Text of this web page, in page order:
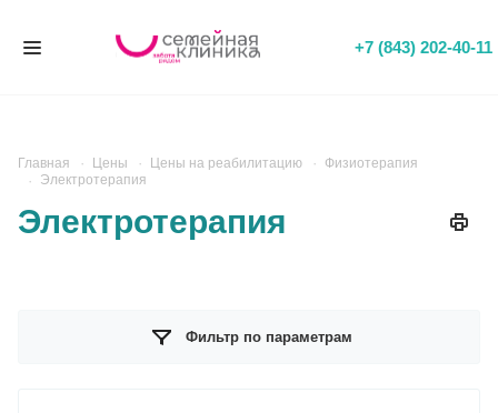
+7 (843) 202-40-11
Главная Цены Цены на реабилитацию
Физиотерапия
Электротерапия
Электротерапия
Фильтр по параметрам